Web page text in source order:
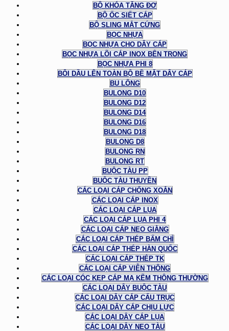
BỘ KHÓA TĂNG ĐƠ
BỘ ỐC SIẾT CÁP
BỘ SLING MẮT CỨNG
BỌC NHỰA
BỌC NHỰA CHO DÂY CÁP
BỌC NHỰA LÕI CÁP INOX BÊN TRONG
BỌC NHỰA PHI 8
BÔI DẦU LÊN TOÀN BỘ BỀ MẶT DÂY CÁP
BU LÔNG
BULONG D10
BULONG D12
BULONG D14
BULONG D16
BULONG D18
BULONG D8
BULONG RN
BULONG RT
BUỘC TÀU PP
BUỘC TÀU THUYỀN
CÁC LOẠI CÁP CHỐNG XOẮN
CÁC LOẠI CÁP INOX
CÁC LOẠI CÁP LỤA
CÁC LOẠI CÁP LỤA PHI 4
CÁC LOẠI CÁP NEO GIẰNG
CÁC LOẠI CÁP THÉP BẤM CHÌ
CÁC LOẠI CÁP THÉP HÀN QUỐC
CÁC LOẠI CÁP THÉP TK
CÁC LOẠI CÁP VIỄN THÔNG
CÁC LOẠI CÓC KẸP CÁP MẠ KẼM THÔNG THƯỜNG
CÁC LOẠI DÂY BUỘC TÀU
CÁC LOẠI DÂY CÁP CẨU TRỤC
CÁC LOẠI DÂY CÁP CHỊU LỰC
CÁC LOẠI DÂY CÁP LỤA
CÁC LOẠI DÂY NEO TÀU